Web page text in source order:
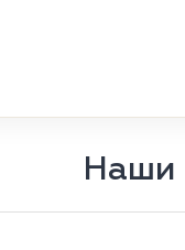
Наши